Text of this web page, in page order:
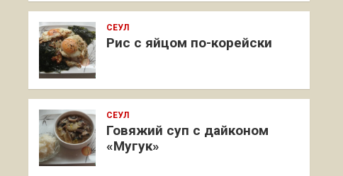
СЕУЛ
Рис с яйцом по-корейски
СЕУЛ
Говяжий суп с дайконом
«Мугук»